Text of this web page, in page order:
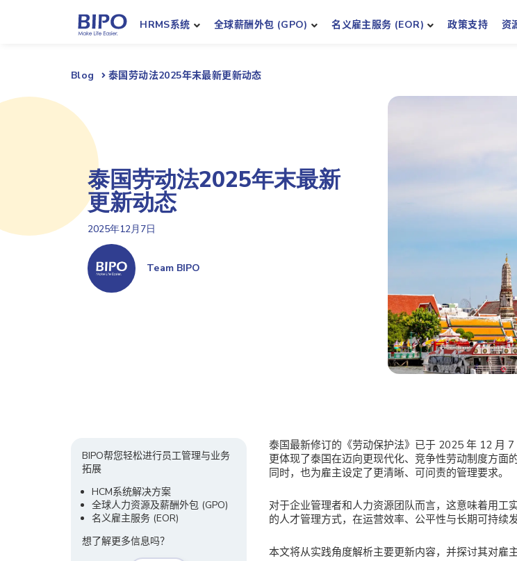
HRMS系统 全球薪酬外包 (GPO) 名义雇主服务 (EOR) 政策支持 资
Blog 泰国劳动法2025年末最新更新动态
泰国劳动法2025年末最新
更新动态
2025年12月7日
Team BIPO
BIPO帮您轻松进行员工管理与业务
拓展
HCM系统解决方案
全球人力资源及薪酬外包 (GPO)
名义雇主服务 (EOR)
想了解更多信息吗？
泰国最新修订的《劳动保护法》已于 2025 年 12 月 7
更体现了泰国在迈向更现代化、竞争性劳动制度方面
同时，也为雇主设定了更清晰、可问责的管理要求。
对于企业管理者和人力资源团队而言，这意味着用工
的人才管理方式，在运营效率、公平性与长期可持续
本文将从实践角度解析主要更新内容，并探讨其对雇